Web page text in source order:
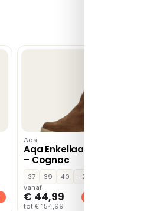
Aqa
Aqa Enkellaarsjes Plat
– Cognac
37 39 40
+2
vanaf
€ 44,99
tot € 154,99